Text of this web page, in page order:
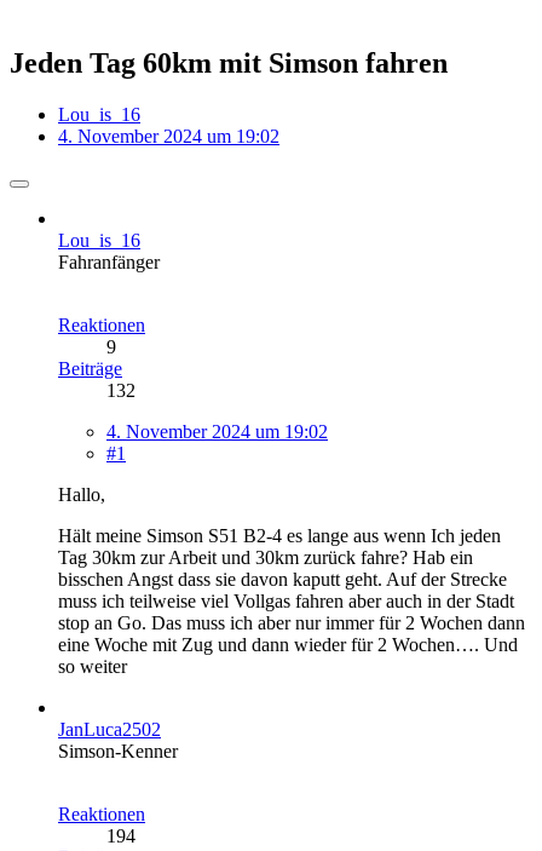
Jeden Tag 60km mit Simson fahren
Lou_is_16
4. November 2024 um 19:02
Lou_is_16
Fahranfänger
Reaktionen
9
Beiträge
132
4. November 2024 um 19:02
#1
Hallo,
Hält meine Simson S51 B2-4 es lange aus wenn Ich jeden
Tag 30km zur Arbeit und 30km zurück fahre? Hab ein
bisschen Angst dass sie davon kaputt geht. Auf der Strecke
muss ich teilweise viel Vollgas fahren aber auch in der Stadt
stop an Go. Das muss ich aber nur immer für 2 Wochen dann
eine Woche mit Zug und dann wieder für 2 Wochen…. Und
so weiter
JanLuca2502
Simson-Kenner
Reaktionen
194